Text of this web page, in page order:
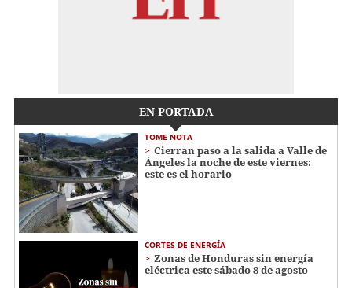
EN PORTADA
TOME NOTA
Cierran paso a la salida a Valle de
Ángeles la noche de este viernes:
este es el horario
CORTES DE ENERGÍA
Zonas de Honduras sin energía
eléctrica este sábado 8 de agosto